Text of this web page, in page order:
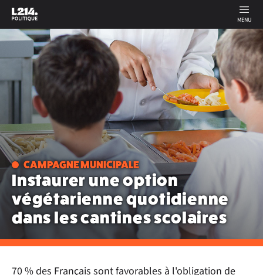
MENU
CAMPAGNE MUNICIPALE
Instaurer une option
végétarienne quotidienne
dans les cantines scolaires
70 % des Français sont favorables à l'obligation de